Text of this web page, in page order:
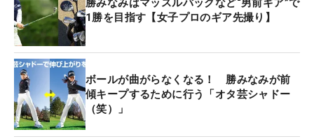
こではプロを目指すジュニアたちの心に響くエピソ
ードがあった。
プロゴルファーを目指し始めたのは、「ジュニア大
会で優勝をし始めた小学5年生」のときだったとい
う。当時、地元テレビ局から『これからどのような
選手になりたいのか』を問われ、「私はプロになる
勝みなみはマッスルバックなど“男前ギア”で
1勝を目指す【女子プロのギア先撮り】
ボールが曲がらなくなる！ 勝みなみが前
傾キープするために行う「オタ芸シャドー
（笑）」